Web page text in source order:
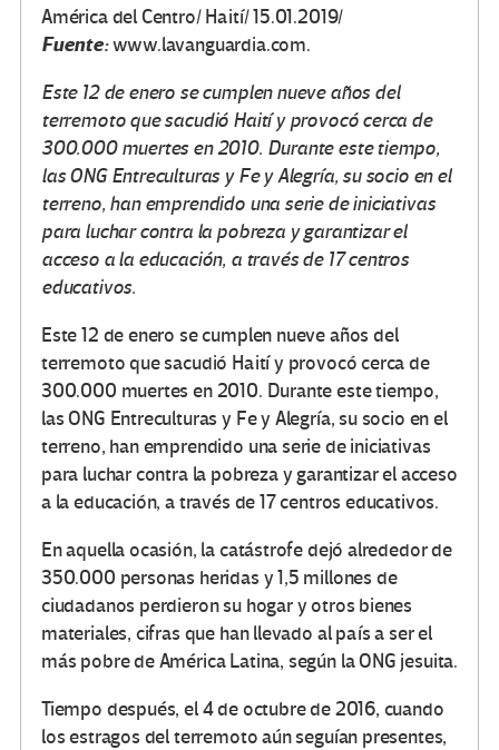
América del Centro/ Haití/ 15.01.2019/
Fuente:www.lavanguardia.com.
Este 12 de enero se cumplen nueve años del
terremoto que sacudió Haití y provocó cerca de
300.000 muertes en 2010. Durante este tiempo,
las ONG Entreculturas y Fe y Alegría, su socio en el
terreno, han emprendido una serie de iniciativas
para luchar contra la pobreza y garantizar el
acceso a la educación, a través de 17 centros
educativos.
Este 12 de enero se cumplen nueve años del
terremoto que sacudió Haití y provocó cerca de
300.000 muertes en 2010. Durante este tiempo,
las ONG Entreculturas y Fe y Alegría, su socio en el
terreno, han emprendido una serie de iniciativas
para luchar contra la pobreza y garantizar el acceso
a la educación, a través de 17 centros educativos.
En aquella ocasión, la catástrofe dejó alrededor de
350.000 personas heridas y 1,5 millones de
ciudadanos perdieron su hogar y otros bienes
materiales, cifras que han llevado al país a ser el
más pobre de América Latina, según la ONG jesuita.
Tiempo después, el 4 de octubre de 2016, cuando
los estragos del terremoto aún seguían presentes,